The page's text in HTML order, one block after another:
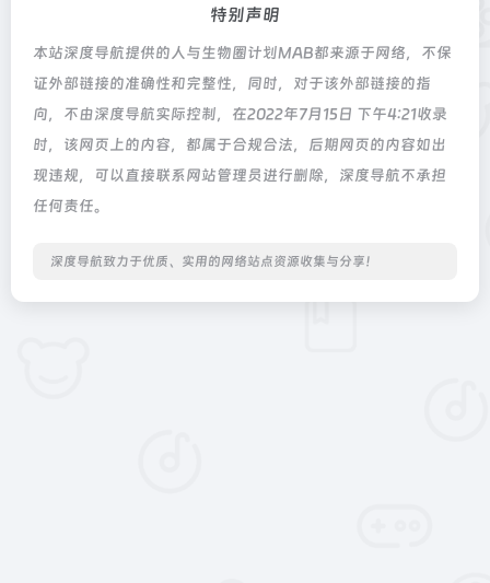
特别声明
本站深度导航提供的人与生物圈计划MAB都来源于网络，不保
证外部链接的准确性和完整性，同时，对于该外部链接的指
向，不由深度导航实际控制，在2022年7月15日 下午4:21收录
时，该网页上的内容，都属于合规合法，后期网页的内容如出
现违规，可以直接联系网站管理员进行删除，深度导航不承担
任何责任。
深度导航致力于优质、实用的网络站点资源收集与分享！